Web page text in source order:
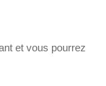
et vous pourrez